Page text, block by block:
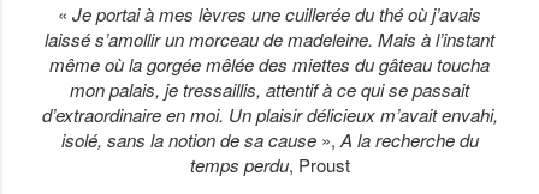
« Je portai à mes lèvres une cuillerée du thé où j’avais
laissé s’amollir un morceau de madeleine. Mais à l’instant
même où la gorgée mêlée des miettes du gâteau toucha
mon palais, je tressaillis, attentif à ce qui se passait
d’extraordinaire en moi. Un plaisir délicieux m’avait envahi,
isolé, sans la notion de sa cause», A la recherche du
temps perdu, Proust